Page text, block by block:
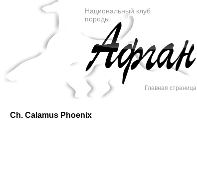
Национальный клуб
породы
Главная страница
Ch. Calamus Phoenix